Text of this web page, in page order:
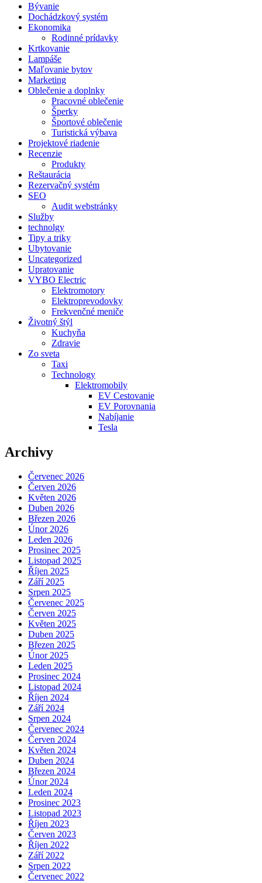
Bývanie
Dochádzkový systém
Ekonomika
Rodinné prídavky
Krtkovanie
Lampáše
Maľovanie bytov
Marketing
Oblečenie a doplnky
Pracovné oblečenie
Šperky
Športové oblečenie
Turistická výbava
Projektové riadenie
Recenzie
Produkty
Reštaurácia
Rezervačný systém
SEO
Audit webstránky
Služby
technolgy
Tipy a triky
Ubytovanie
Uncategorized
Upratovanie
VYBO Electric
Elektromotory
Elektroprevodovky
Frekvenčné meniče
Životný štýl
Kuchyňa
Zdravie
Zo sveta
Taxi
Technology
Elektromobily
EV Cestovanie
EV Porovnania
Nabíjanie
Tesla
Archivy
Červenec 2026
Červen 2026
Květen 2026
Duben 2026
Březen 2026
Únor 2026
Leden 2026
Prosinec 2025
Listopad 2025
Říjen 2025
Září 2025
Srpen 2025
Červenec 2025
Červen 2025
Květen 2025
Duben 2025
Březen 2025
Únor 2025
Leden 2025
Prosinec 2024
Listopad 2024
Říjen 2024
Září 2024
Srpen 2024
Červenec 2024
Červen 2024
Květen 2024
Duben 2024
Březen 2024
Únor 2024
Leden 2024
Prosinec 2023
Listopad 2023
Říjen 2023
Červen 2023
Říjen 2022
Září 2022
Srpen 2022
Červenec 2022